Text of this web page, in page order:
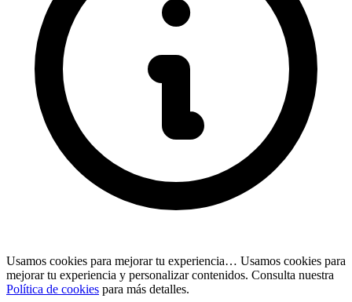
Usamos cookies para mejorar tu experiencia… Usamos cookies para
mejorar tu experiencia y personalizar contenidos. Consulta nuestra
Política de cookies para más detalles.